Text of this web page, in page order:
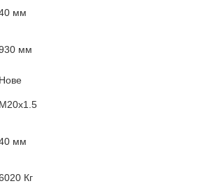
мм
мм
Нове
М20х1.5
мм
Кг